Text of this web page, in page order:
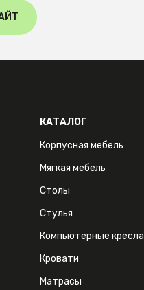
КАТАЛОГ
Корпусная мебель
Мягкая мебель
Столы
Стулья
Компьютерные кресла
Кровати
Матрасы